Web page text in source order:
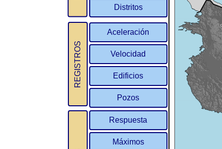
Distritos
REGISTROS
Aceleración
Velocidad
Edificios
Pozos
Respuesta
Máximos